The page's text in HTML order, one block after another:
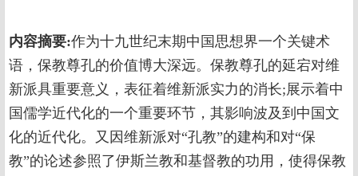
内容摘要:作为十九世纪末期中国思想界一个关键术
语，保教尊孔的价值博大深远。保教尊孔的延宕对维
新派具重要意义，表征着维新派实力的消长;展示着中
国儒学近代化的一个重要环节，其影响波及到中国文
化的近代化。又因维新派对“孔教”的建构和对“保
教”的论述参照了伊斯兰教和基督教的功用，使得保教